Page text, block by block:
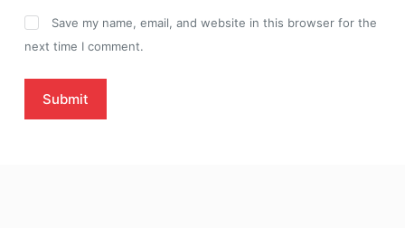
Save my name, email, and website in this browser for the
next time I comment.
Submit